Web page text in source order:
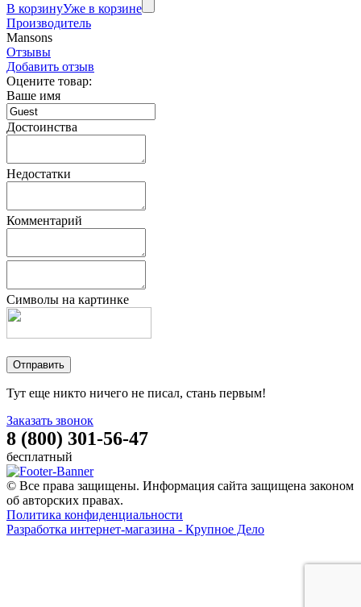
В корзинуУже в корзине
Производитель
Mansons
Отзывы
Добавить отзыв
Оцените товар:
Ваше имя
Достоинства
Недостатки
Комментарий
Символы на картинке
Тут еще никто ничего не писал, стань первым!
Заказать звонок
8 (800) 301-56-47
бесплатный
© Все права защищены. Информация сайта защищена законом
об авторских правах.
Политика конфиденциальности
Разработка интернет-магазина - Крупное Дело